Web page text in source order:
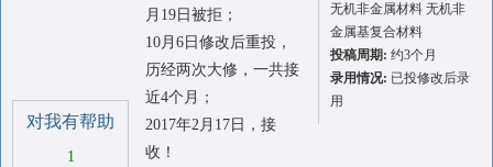
对我有帮助
1
月19日被拒；
10月6日修改后重投，
历经两次大修，一共接
近4个月；
2017年2月17日，接
收！
无机非金属材料 无机非
金属基复合材料
投稿周期: 约3个月
录用情况: 已投修改后录
用